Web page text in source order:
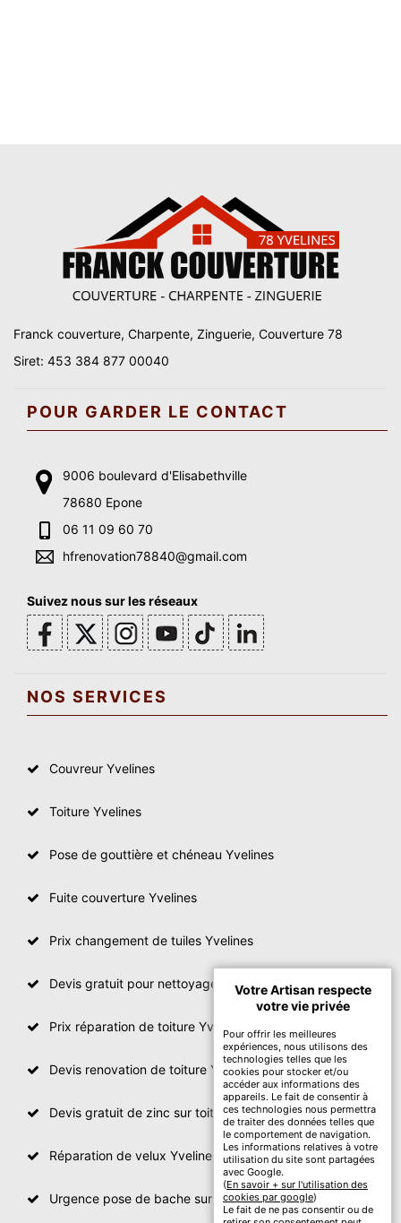
Franck couverture, Charpente, Zinguerie, Couverture 78
Siret: 453 384 877 00040
POUR GARDER LE CONTACT
9006 boulevard d'Elisabethville
78680 Epone
06 11 09 60 70
hfrenovation78840@gmail.com
Suivez nous sur les réseaux
NOS SERVICES
Couvreur Yvelines
Toiture Yvelines
Pose de gouttière et chéneau Yvelines
Fuite couverture Yvelines
Prix changement de tuiles Yvelines
Devis gratuit pour nettoyage toiture Yvelines
Prix réparation de toiture Yvelines
Devis renovation de toiture Yvelines
Devis gratuit de zinc sur toiture
Réparation de velux Yvelines
Urgence pose de bache sur toiture Yvelines
Votre Artisan respecte
votre vie privée
Pour offrir les meilleures
expériences, nous utilisons des
technologies telles que les
cookies pour stocker et/ou
accéder aux informations des
appareils. Le fait de consentir à
ces technologies nous permettra
de traiter des données telles que
le comportement de navigation.
Les informations relatives à votre
utilisation du site sont partagées
avec Google.
(En savoir + sur l'utilisation des
cookies par google)
Le fait de ne pas consentir ou de